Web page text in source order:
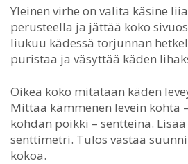
Yleinen virhe on valita käsine
perusteella ja jättää koko
liukuu kädessä torjunnan
puristaa ja väsyttää käden
Oikea koko mitataan käden
Mittaa kämmenen levein kohta
kohdan poikki – sentteinä.
senttimetri. Tulos vastaa
kokoa.